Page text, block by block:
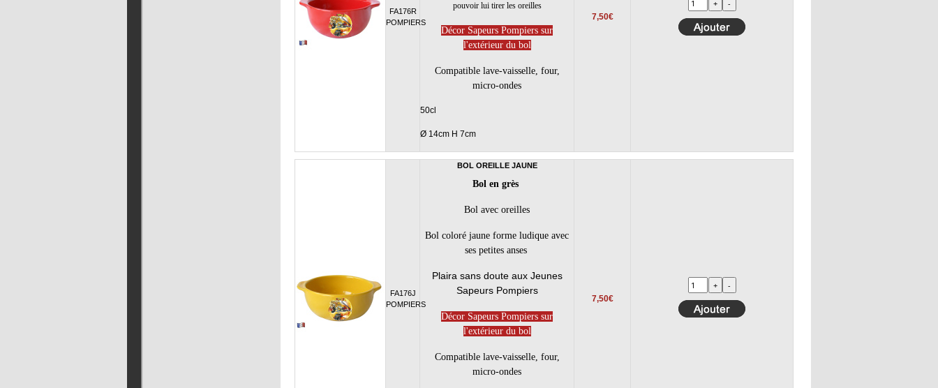
FA176R
POMPIERS
pouvoir lui tirer les oreilles
Décor Sapeurs Pompiers sur
l'extérieur du bol
Compatible lave-vaisselle, four,
micro-ondes
50cl
Ø 14cm H 7cm
7,50€
FA176J
POMPIERS
BOL OREILLE JAUNE
Bol en grès
Bol avec oreilles
Bol coloré jaune forme ludique avec
ses petites anses
Plaira sans doute aux Jeunes
Sapeurs Pompiers
Décor Sapeurs Pompiers sur
l'extérieur du bol
Compatible lave-vaisselle, four,
micro-ondes
7,50€